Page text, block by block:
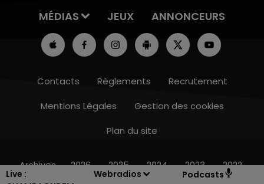
Live :
Webradios Podcasts
16h00 - 20h00
MÉDIAS
JEUX ANNONCEURS
Contacts Règlements
Recrutement
Mentions Légales
Gestion des cookies
Plan du site
Archives 2026 2025 2024 2023 2022